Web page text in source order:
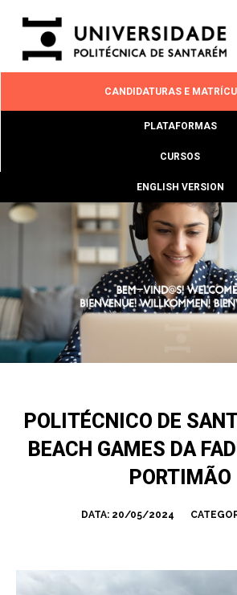
CANDIDATURAS E
PLATAFORMAS
CURSOS
ENGLISH VERSION
POLITÉCNICO DE
BEACH GAMES DA
PORTIMÃO
DATA: 20/05/2024